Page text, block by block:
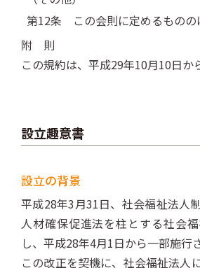
第12条
この会則に定めるもの
附 則
この規約は、平成29年10月10日か
設立趣意書
設立の背景
平成28年3月31日、社会福祉法人
人材確保促進法を柱とする社会
し、平成28年4月1日から一部施行
この改正を契機に、社会福祉法人